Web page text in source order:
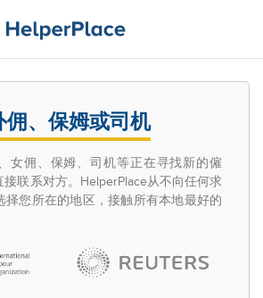
佣、保姆或司机
女佣、保姆、司机等正在寻找新的僱
接联系对方。HelperPlace从不向任何求
择您所在的地区，接触所有本地最好的